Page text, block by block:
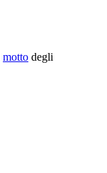
motto degli